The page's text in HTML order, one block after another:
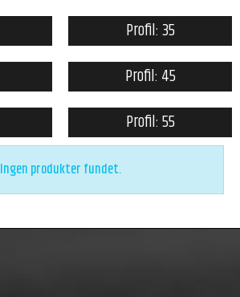
Profil: 35
Profil: 45
Profil: 55
Ingen produkter fundet.